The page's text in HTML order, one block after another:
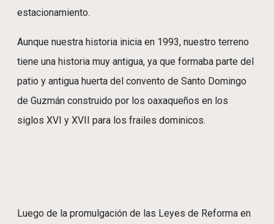
estacionamiento.
Aunque nuestra historia inicia en 1993, nuestro terreno
tiene una historia muy antigua, ya que formaba parte del
patio y antigua huerta del convento de Santo Domingo
de Guzmán construido por los oaxaqueños en los
siglos XVI y XVII para los frailes dominicos.
Luego de la promulgación de las Leyes de Reforma en